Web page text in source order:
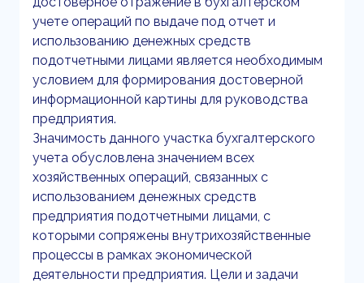
учете операций по выдаче под отчет и
использованию денежных средств
подотчетными лицами является необходимым
условием для формирования достоверной
информационной картины для руководства
предприятия.
Значимость данного участка бухгалтерского
учета обусловлена значением всех
хозяйственных операций, связанных с
использованием денежных средств
предприятия подотчетными лицами, с
которыми сопряжены внутрихозяйственные
процессы в рамках экономической
деятельности предприятия. Цели и задачи